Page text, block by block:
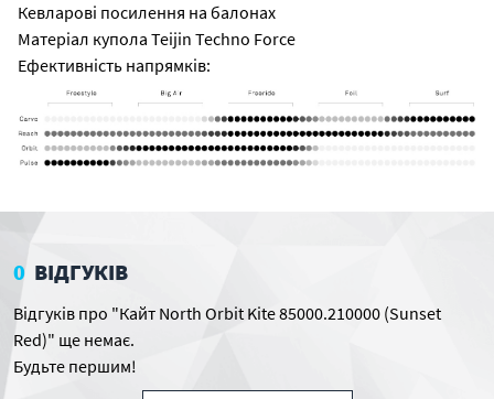
Кевларові посилення на балонах
Матеріал купола Teijin Techno Force
Ефективність напрямків:
0 ВІДГУКІВ
Відгуків про "Кайт North Orbit Kite 85000.210000 (Sunset
Red)" ще немає.
Будьте першим!